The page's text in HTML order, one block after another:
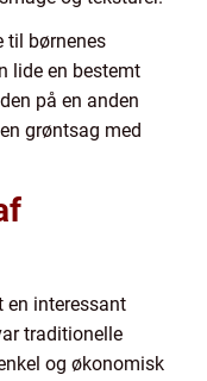
til børnenes
lide en bestemt
på en anden
grøntsag med
en interessant
traditionelle
og økonomisk